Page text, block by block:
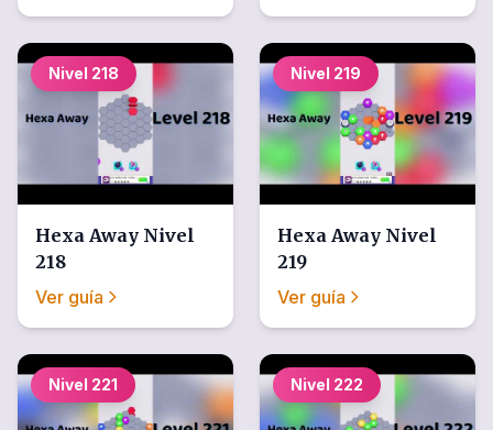
Nivel 218
Hexa Away Nivel
218
Ver guía
Nivel 219
Hexa Away Nivel
219
Ver guía
Nivel 221 Nivel 222